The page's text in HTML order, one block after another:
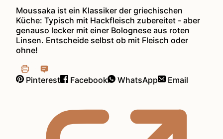
Moussaka ist ein Klassiker der griechischen
Küche: Typisch mit Hackfleisch zubereitet - aber
genauso lecker mit einer Bolognese aus roten
Linsen. Entscheide selbst ob mit Fleisch oder
ohne!
Pinterest Facebook WhatsApp Email